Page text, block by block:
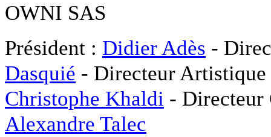
OWNI SAS
Président : Didier Adès -
Dasquié - Directeur
Christophe Khaldi -
Alexandre Talec